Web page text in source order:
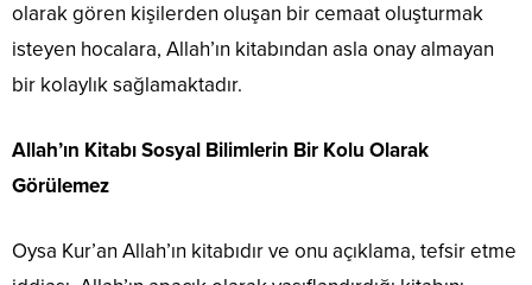
olarak gören kişilerden oluşan bir cemaat oluşturmak
isteyen hocalara, Allah’ın kitabından asla onay almayan
bir kolaylık sağlamaktadır.
Allah’ın Kitabı Sosyal Bilimlerin Bir Kolu Olarak
Görülemez
Oysa Kur’an Allah’ın kitabıdır ve onu açıklama, tefsir etme